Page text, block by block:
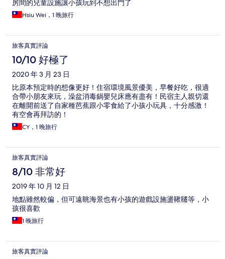
房間的兒童設施讓小孩玩到不想出門了
Hsiu Wei，1 晚旅行
旅客真實評論
10/10 好極了
2020 年 3 月 23 日
比原本預定時的想像更好！住宿環境風景優美，早餐好吃，很適
合帶小朋友來玩，澡盆消毒鍋嬰兒床應有盡有！民宿主人親切還
在離開前送了自家種芭蕉跟小零食給了小孩小玩具，十分感激！
有空會再拜訪的！
CY，1 晚旅行
旅客真實評論
8/10 非常好
2019 年 10 月 12 日
地點雖然較偏，但可遠眺海景也有小孩的遊戲設施盪鞦韆等，小
孩很喜歡
1 晚旅行
旅客真實評論